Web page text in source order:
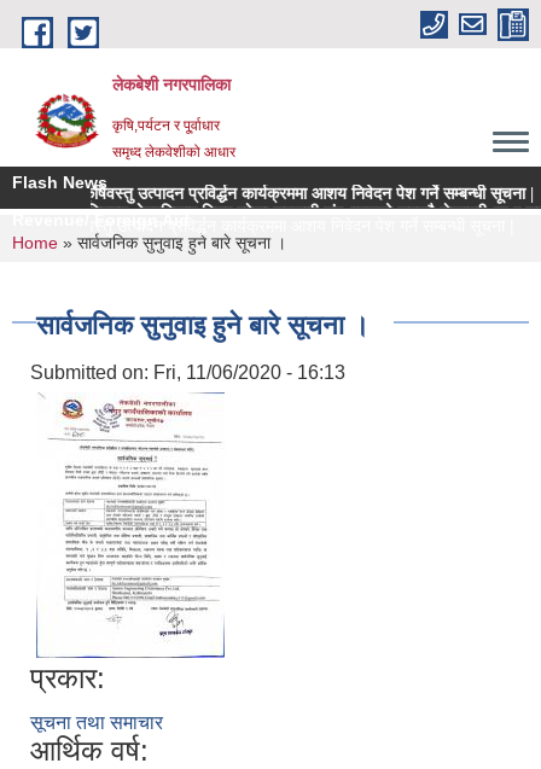
Skip to main content
लेकबेशी नगरपालिका
कृषि,पर्यटन र पू्र्वाधार
समृध्द लेकवेशीको आधार
Flash News
मूल्य कृषिवस्तु उत्पादन प्रविर्द्धन कार्यक्रममा आशय निवेदन पेश गर्ने सम्बन्धी सूचना |
नियमन क्षेत्रधिकार भित्र रहेका सहकारी संस्थाहरुको समयमै लेखापरीक्षण र
You are here
Home » सार्वजनिक सुनुवाइ हुने बारे सूचना ।
सार्वजनिक सुनुवाइ हुने बारे सूचना ।
Submitted on: Fri, 11/06/2020 - 16:13
प्रकार:
सूचना तथा समाचार
आर्थिक वर्ष: